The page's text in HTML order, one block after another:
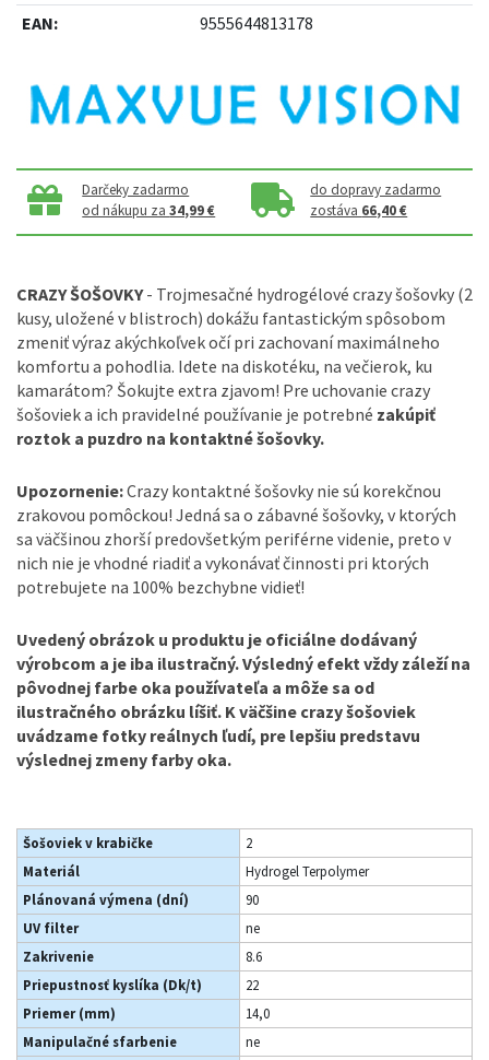
EAN:
9555644813178
Darčeky zadarmo
od nákupu za34,99 €
do dopravy zadarmo
zostáva 66,40 €
CRAZY ŠOŠOVKY- Trojmesačné hydrogélové crazy šošovky (2
kusy, uložené v blistroch) dokážu fantastickým spôsobom
zmeniť výraz akýchkoľvek očí pri zachovaní maximálneho
komfortu a pohodlia. Idete na diskotéku, na večierok, ku
kamarátom? Šokujte extra zjavom! Pre uchovanie crazy
šošoviek a ich pravidelné používanie je potrebné zakúpiť
roztok a puzdro na kontaktné šošovky.
Upozornenie:Crazy kontaktné šošovky nie sú korekčnou
zrakovou pomôckou! Jedná sa o zábavné šošovky, v ktorých
sa väčšinou zhorší predovšetkým periférne videnie, preto v
nich nie je vhodné riadiť a vykonávať činnosti pri ktorých
potrebujete na 100% bezchybne vidieť!
Uvedený obrázok u produktu je oficiálne dodávaný
výrobcom a je iba ilustračný. Výsledný efekt vždy záleží na
pôvodnej farbe oka používateľa a môže sa od
ilustračného obrázku líšiť. K väčšine crazy šošoviek
uvádzame fotky reálnych ľudí, pre lepšiu predstavu
výslednej zmeny farby oka.
Šošoviek v krabičke
2
Materiál
Hydrogel Terpolymer
Plánovaná výmena (dní)
90
UV filter
ne
Zakrivenie
8.6
Priepustnosť kyslíka (Dk/t)
22
Priemer (mm)
14,0
Manipulačné sfarbenie
ne